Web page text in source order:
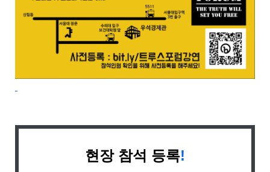
현장 참석 등록!